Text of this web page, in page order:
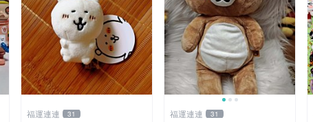
福運連連 31 福運連連 31